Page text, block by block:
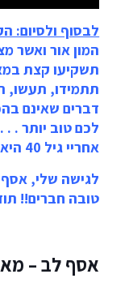
לבסוף ולסיום:
המון אור ואשר
תשקיעו קצת
תתמידו, תעשו,
דברים שאינם
לכם טוב יותר . .
אחריי גיל 40 היא הכרחית לחיים טובים יותר!
לגישה שלי, אסף
טובה חברים!!
אסף לב –